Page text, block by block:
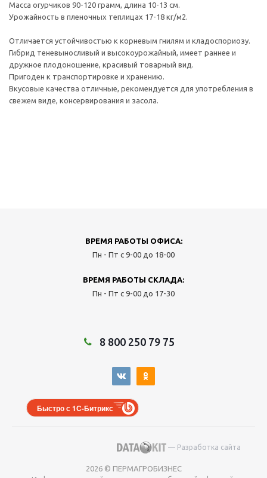
Масса огурчиков 90-120 грамм, длина 10-13 см.
Урожайность в пленочных теплицах 17-18 кг/м2.
Отличается устойчивостью к корневым гнилям и кладоспориозу.
Гибрид теневыносливый и высокоурожайный, имеет раннее и
дружное плодоношение, красивый товарный вид.
Пригоден к транспортировке и хранению.
Вкусовые качества отличные, рекомендуется для употребления в
свежем виде, консервирования и засола.
ВРЕМЯ РАБОТЫ ОФИСА:
Пн - Пт с 9-00 до 18-00
ВРЕМЯ РАБОТЫ СКЛАДА:
Пн - Пт с 9-00 до 17-30
8 800 250 79 75
Быстро с 1С-Битрикс
— Разработка сайта
2026 © ПЕРМАГРОБИЗНЕС